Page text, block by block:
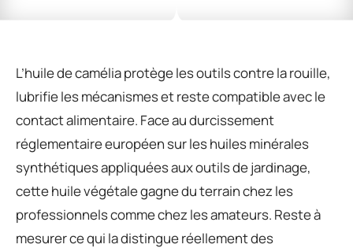
L’huile de camélia protège les outils contre la rouille,
lubrifie les mécanismes et reste compatible avec le
contact alimentaire. Face au durcissement
réglementaire européen sur les huiles minérales
synthétiques appliquées aux outils de jardinage,
cette huile végétale gagne du terrain chez les
professionnels comme chez les amateurs. Reste à
mesurer ce qui la distingue réellement des